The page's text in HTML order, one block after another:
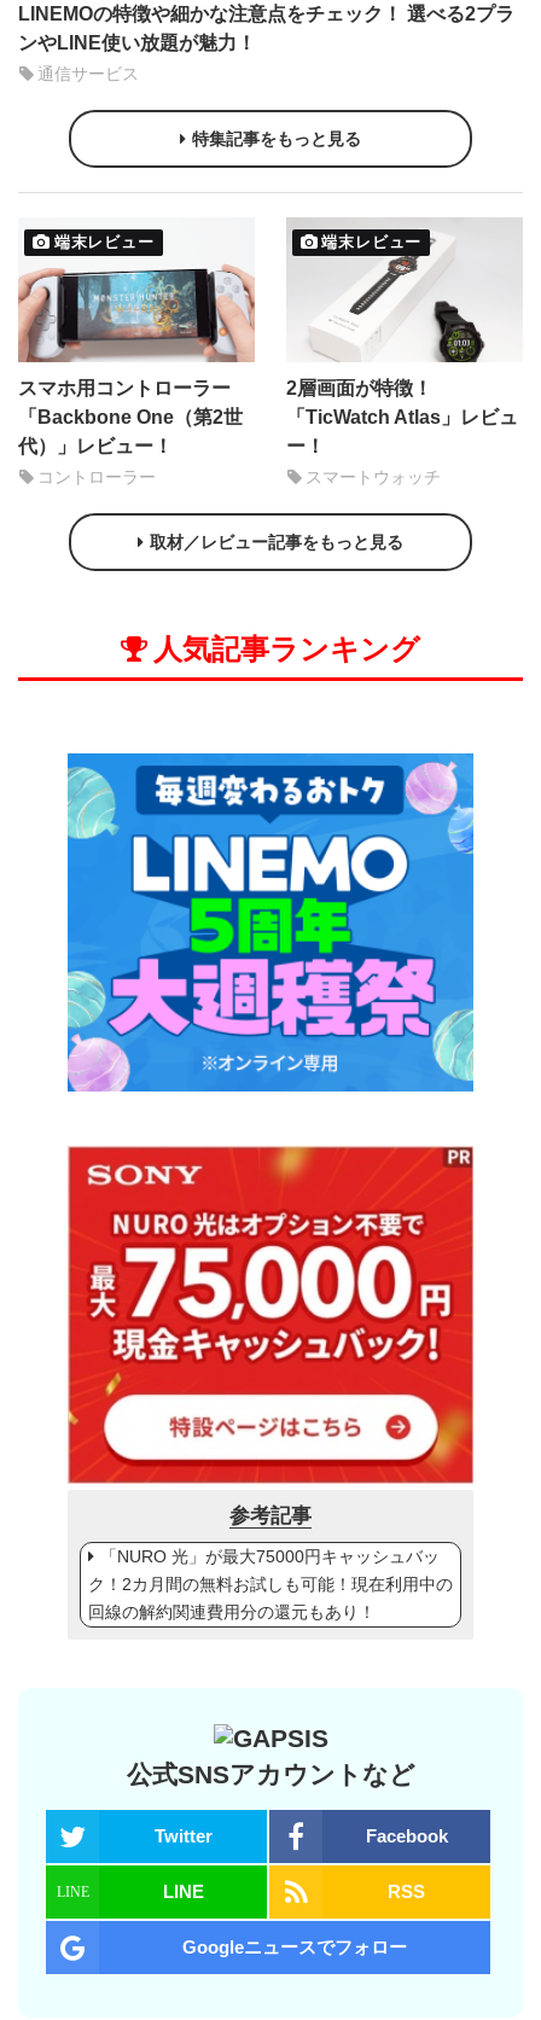
LINEMOの特徴や細かな注意点をチェック！ 選べる2プラ
ンやLINE使い放題が魅力！
通信サービス
特集記事をもっと見る
端末レビュー
スマホ用コントローラー
「Backbone One（第2世
代）」レビュー！
コントローラー
端末レビュー
2層画面が特徴！
「TicWatch Atlas」レビュ
ー！
スマートウォッチ
取材／レビュー記事をもっと見る
人気記事ランキング
参考記事
「NURO 光」が最大75000円キャッシュバッ
ク！2カ月間の無料お試しも可能！現在利用中の
回線の解約関連費用分の還元もあり！
公式SNSアカウントなど
Twitter Facebook
LINE RSS
Googleニュースでフォロー